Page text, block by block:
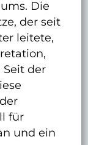
Die
der seit
leitete,
Seit der
für
und ein